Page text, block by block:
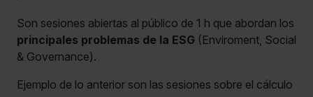
Son sesiones abiertas al público de 1 h que abordan los
principales problemas de la ESG (Enviroment, Social
& Governance).
Ejemplo de lo anterior son las sesiones sobre el cálculo